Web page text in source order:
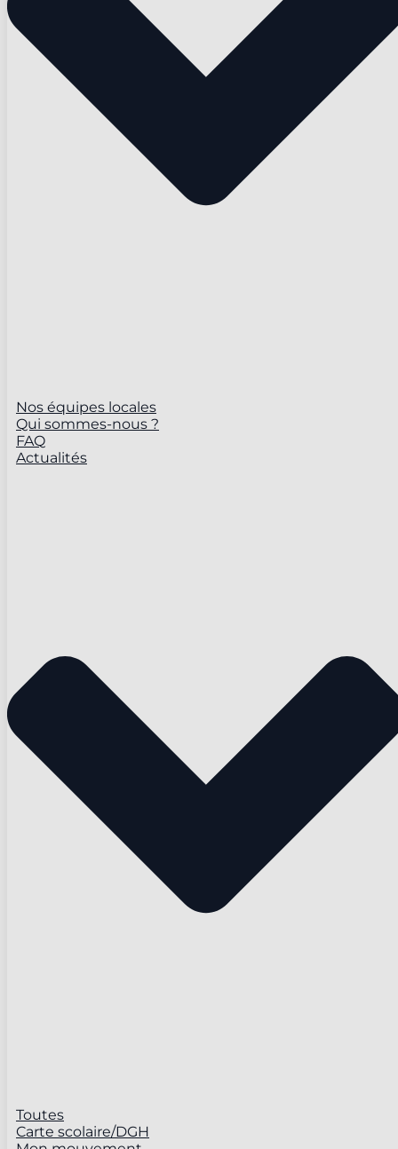
Nos équipes locales
Qui sommes-nous ?
FAQ
Actualités
Toutes
Carte scolaire/DGH